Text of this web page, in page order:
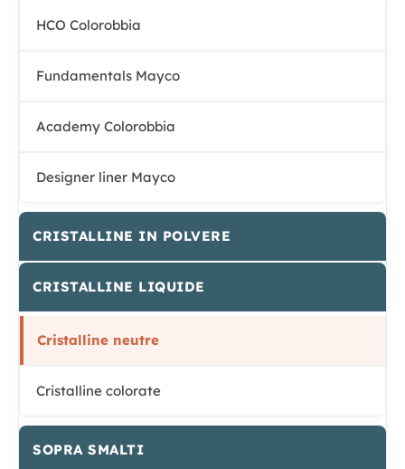
HCO Colorobbia
Fundamentals Mayco
Academy Colorobbia
Designer liner Mayco
CRISTALLINE IN POLVERE
CRISTALLINE LIQUIDE
Cristalline neutre
Cristalline colorate
SOPRA SMALTI